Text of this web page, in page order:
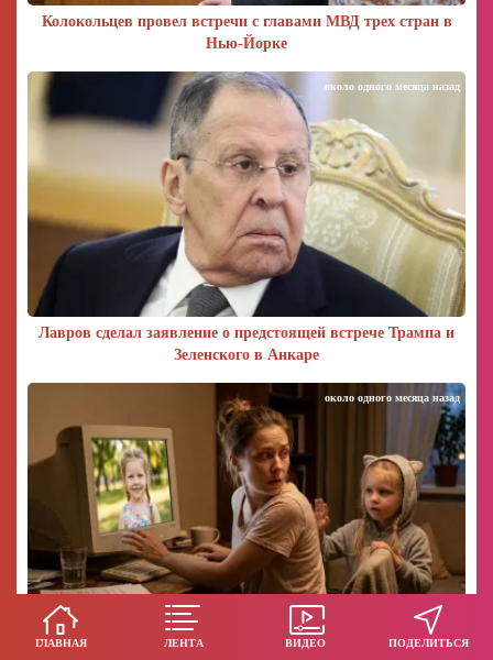
ГЛАВНАЯ ЛЕНТА ВИДЕО ПОДЕЛИТЬСЯ
Колокольцев провел встречи с главами МВД трех стран в
Нью-Йорке
Лавров сделал заявление о предстоящей встрече Трампа и
Зеленского в Анкаре
около одного месяца назад
Сдала педофилу из Сети: дочь выросла и написала заявление
около одного месяца назад